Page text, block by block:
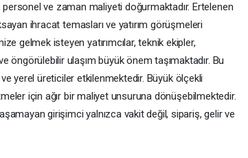
ve zaman maliyeti doğurmaktadır. Ertelenen
ihracat temasları ve yatırım görüşmeleri
gelmek isteyen yatırımcılar, teknik ekipler,
öngörülebilir ulaşım büyük önem taşımaktadır. Bu
yerel üreticiler etkilenmektedir. Büyük ölçekli
için ağır bir maliyet unsuruna dönüşebilmektedir.
girişimci yalnızca vakit değil, sipariş, gelir ve